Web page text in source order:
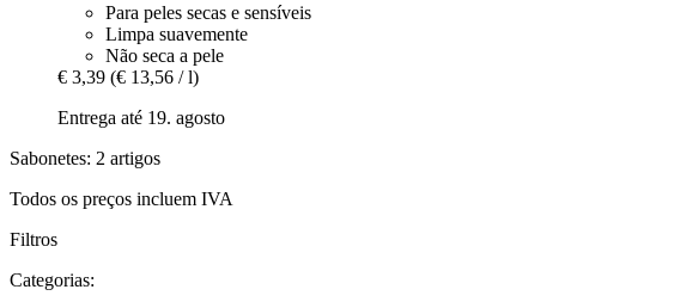
Para peles secas e sensíveis
Limpa suavemente
Não seca a pele
€ 3,39 (€ 13,56 / l)
Entrega até 19. agosto
Sabonetes: 2 artigos
Todos os preços incluem IVA
Filtros
Categorias: